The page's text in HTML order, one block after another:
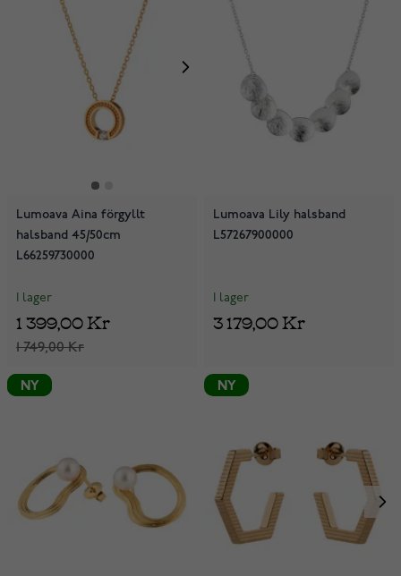
Lumoava Aina förgyllt
halsband 45/50cm
L66259730000
I lager
1 749,00 Kr
1 399,00 Kr
Lumoava Lily halsband
L57267900000
I lager
3 179,00 Kr
NY
NY NY